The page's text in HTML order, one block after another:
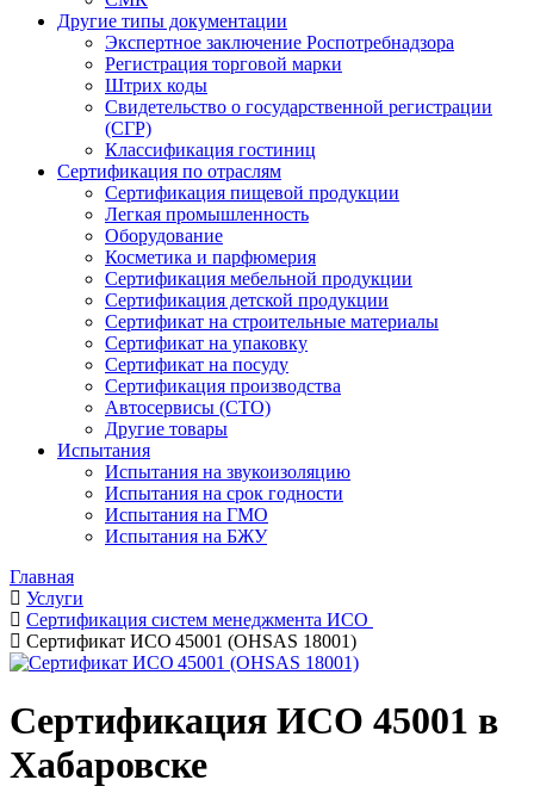
Другие типы документации
Экспертное заключение Роспотребнадзора
Регистрация торговой марки
Штрих коды
Свидетельство о государственной регистрации
(СГР)
Классификация гостиниц
Сертификация по отраслям
Сертификация пищевой продукции
Легкая промышленность
Оборудование
Косметика и парфюмерия
Сертификация мебельной продукции
Сертификация детской продукции
Сертификат на строительные материалы
Сертификат на упаковку
Сертификат на посуду
Сертификация производства
Автосервисы (СТО)
Другие товары
Испытания
Испытания на звукоизоляцию
Испытания на срок годности
Испытания на ГМО
Испытания на БЖУ
Главная
Услуги
Сертификация систем менеджмента ИСО
Сертификат ИСО 45001 (OHSAS 18001)
Сертификация ИСО 45001 в
Хабаровске